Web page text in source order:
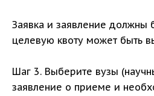
Заявка и заявление должны
целевую квоту может быть
Шаг 3. Выберите вузы
заявление о приеме и